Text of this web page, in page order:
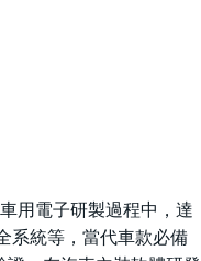
用電子研製過程中，達
系統等，當代車款必備